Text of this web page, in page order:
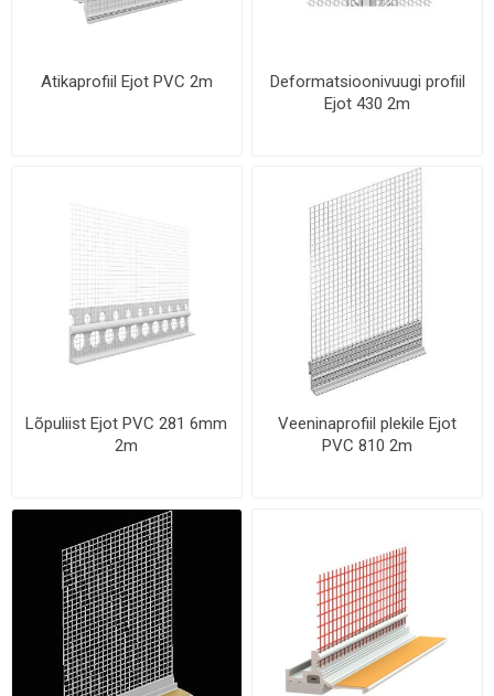
Atikaprofiil Ejot PVC 2m
Deformatsioonivuugi profiil
Ejot 430 2m
Lõpuliist Ejot PVC 281 6mm
2m
Veeninaprofiil plekile Ejot
PVC 810 2m